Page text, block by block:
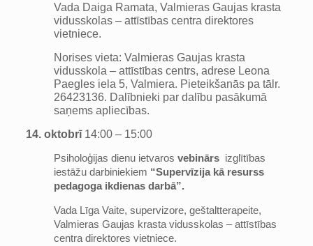
Vada Daiga Ramata, Valmieras Gaujas krasta
vidusskolas – attīstības centra direktores
vietniece.
Norises vieta: Valmieras Gaujas krasta
vidusskola – attīstības centrs, adrese Leona
Paegles iela 5, Valmiera. Pieteikšanās pa tālr.
26423136. Dalībnieki par dalību pasākumā
saņems apliecības.
14. oktobrī14:00 – 15:00
Psiholoģijas dienu ietvaros vebinārs izglītības
iestāžu darbiniekiem “Supervīzija kā resurss
pedagoga ikdienas darbā”.
Vada Līga Vaite, supervizore, geštaltterapeite,
Valmieras Gaujas krasta vidusskolas – attīstības
centra direktores vietniece.